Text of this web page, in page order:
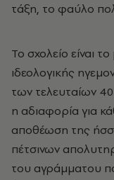
τάξη, το φαύλο
Το σχολείο είναι
ιδεολογικής
των τελευταίων
η αδιαφορία για
αποθέωση της
πέτσινων
του αγράμματου